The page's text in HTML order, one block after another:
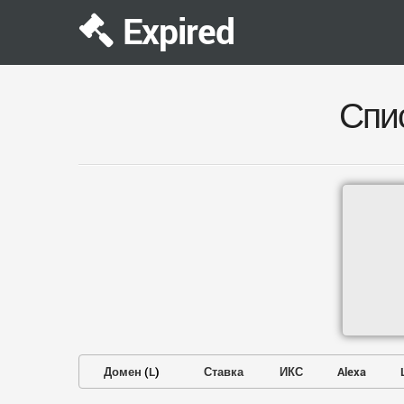
Expired
Домен (L) Ставка ИКС Alexa